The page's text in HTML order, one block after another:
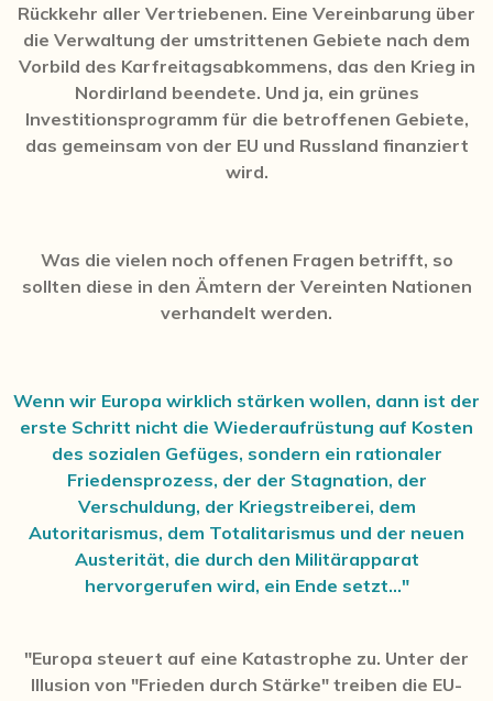
Rückkehr aller Vertriebenen. Eine Vereinbarung über
die Verwaltung der umstrittenen Gebiete nach dem
Vorbild des Karfreitagsabkommens, das den Krieg in
Nordirland beendete. Und ja, ein grünes
Investitionsprogramm für die betroffenen Gebiete,
das gemeinsam von der EU und Russland finanziert
wird.
Was die vielen noch offenen Fragen betrifft, so
sollten diese in den Ämtern der Vereinten Nationen
verhandelt werden.
Wenn wir Europa wirklich stärken wollen, dann ist der
erste Schritt nicht die Wiederaufrüstung auf Kosten
des sozialen Gefüges, sondern ein rationaler
Friedensprozess, der der Stagnation, der
Verschuldung, der Kriegstreiberei, dem
Autoritarismus, dem Totalitarismus und der neuen
Austerität, die durch den Militärapparat
hervorgerufen wird, ein Ende setzt..."
"Europa steuert auf eine Katastrophe zu. Unter der
Illusion von "Frieden durch Stärke" treiben die EU-